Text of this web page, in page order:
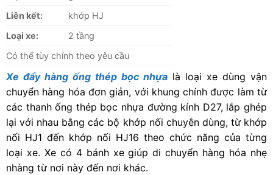
Liên kết:
khớp HJ
Loại xe:
2 tầng
Có thể tùy chỉnh theo yêu cầu
Xe đẩy hàng ống thép bọc nhựa là loại xe dùng vận
chuyển hàng hóa đơn giản, với khung chính được làm từ
các thanh ống thép bọc nhựa đường kính D27, lắp ghép
lại với nhau bằng các bộ khớp nối chuyên dùng, từ khớp
nối HJ1 đến khớp nối HJ16 theo chức năng của từng
loại xe. Xe có 4 bánh xe giúp di chuyển hàng hóa nhẹ
nhàng từ nơi này đến nơi khác.